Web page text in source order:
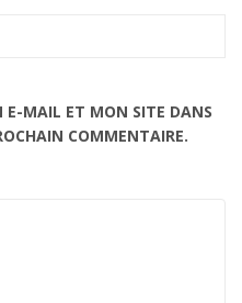
E-MAIL ET MON SITE DANS
COMMENTAIRE.